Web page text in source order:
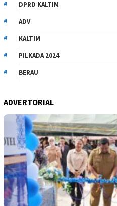
DPRD KALTIM
ADV
KALTIM
PILKADA 2024
BERAU
ADVERTORIAL